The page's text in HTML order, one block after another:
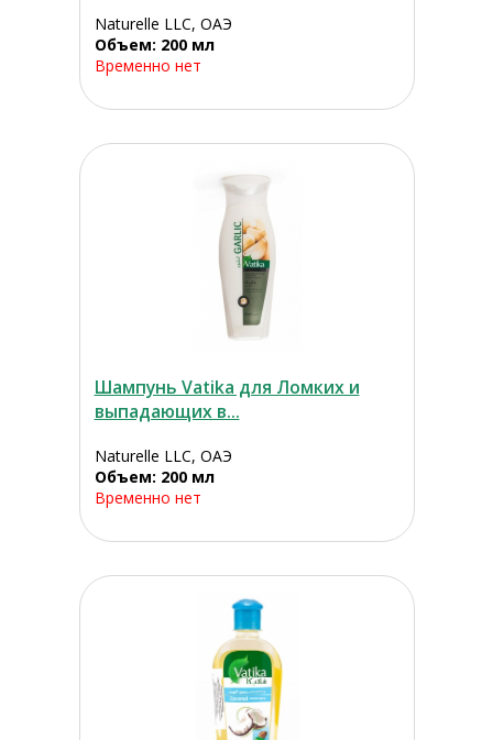
Naturelle LLC, ОАЭ
Объем: 200 мл
Временно нет
Шампунь Vatika для Ломких и
выпадающих в...
Naturelle LLC, ОАЭ
Объем: 200 мл
Временно нет